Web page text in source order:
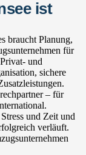
ist
braucht Planung,
für
und
sichere
– für
und Zeit und
verläuft.